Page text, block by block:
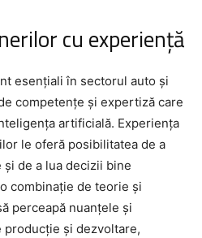
cu experiență
esențiali în sectorul auto și
competențe și expertiză care
artificială. Experiența
le oferă posibilitatea de a
de a lua decizii bine
combinație de teorie și
perceapă nuanțele și
și dezvoltare,